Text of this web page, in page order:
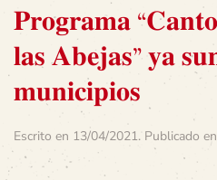
𝐏𝐫𝐨𝐠𝐫𝐚𝐦𝐚
𝐥𝐚𝐬 𝐀𝐛𝐞𝐣𝐚𝐬” 𝐲𝐚
𝐦𝐮𝐧𝐢𝐜𝐢𝐩𝐢𝐨𝐬
Escrito en 13/04/2021. Publicado en